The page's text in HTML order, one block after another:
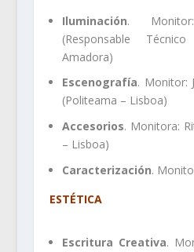
Iluminación.
(Responsable
Amadora)
Escenografía. Monitor:
(Politeama – Lisboa)
Accesorios. Monitora:
– Lisboa)
Caracterización.
ESTÉTICA
Escritura Creativa.